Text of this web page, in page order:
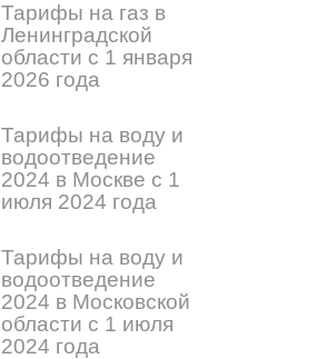
Тарифы на газ в
Ленинградской
области с 1 января
2026 года
Тарифы на воду и
водоотведение
2024 в Москве с 1
июля 2024 года
Тарифы на воду и
водоотведение
2024 в Московской
области с 1 июля
2024 года